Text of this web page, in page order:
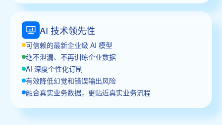
AI 技术领先性
可信赖的最新企业级 AI 模型
绝不泄漏、不再训练企业数据
AI 深度个性化订制
有效降低幻觉和错误输出风险
融合真实业务数据，更贴近真实业务流程